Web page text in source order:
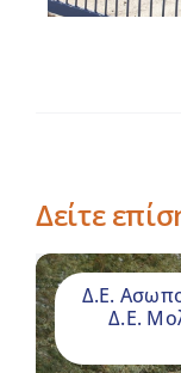
Δείτε
Δ.Ε.
Δ.Ε.